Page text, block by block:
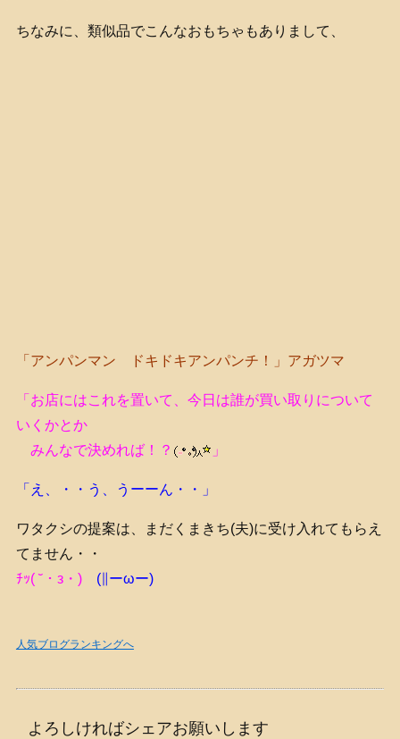
ちなみに、類似品でこんなおもちゃもありまして、
「アンパンマン ドキドキアンパンチ！」アガツマ
「お店にはこれを置いて、今日は誰が買い取りについて
いくかとか
みんなで決めれば！？
」
「え、・・う、うーーん・・」
ワタクシの提案は、まだくまきち(夫)に受け入れてもらえ
てません・・
ﾁｯ( ˘・з・)
(∥ーωー)
人気ブログランキングへ
よろしければシェアお願いします